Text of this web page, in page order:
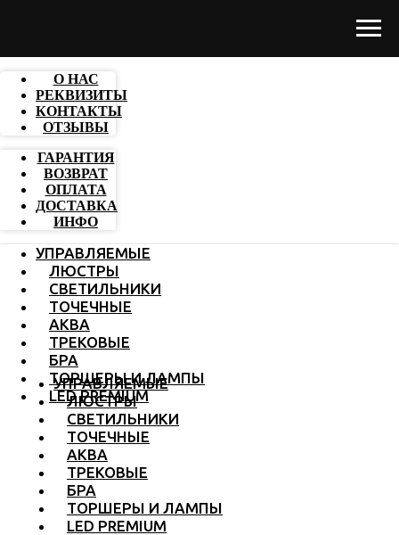
О НАС
РЕКВИЗИТЫ
КОНТАКТЫ
ОТЗЫВЫ
ГАРАНТИЯ
ВОЗВРАТ
ОПЛАТА
ДОСТАВКА
ИНФО
УПРАВЛЯЕМЫЕ
ЛЮСТРЫ
СВЕТИЛЬНИКИ
ТОЧЕЧНЫЕ
АКВА
ТРЕКОВЫЕ
БРА
ТОРШЕРЫ И ЛАМПЫ
LED PREMIUM
УПРАВЛЯЕМЫЕ
ЛЮСТРЫ
СВЕТИЛЬНИКИ
ТОЧЕЧНЫЕ
АКВА
ТРЕКОВЫЕ
БРА
ТОРШЕРЫ И ЛАМПЫ
LED PREMIUM